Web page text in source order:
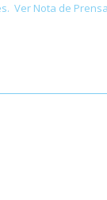
Ver Nota de Prensa